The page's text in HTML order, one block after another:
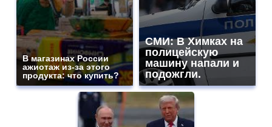
В магазинах России
ажиотаж из-за этого
продукта: что купить?
СМИ: В Химках на
полицейскую
машину напали и
подожгли.